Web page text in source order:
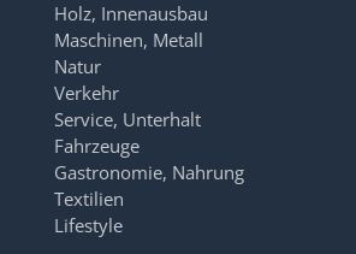
Holz, Innenausbau
Maschinen, Metall
Natur
Verkehr
Service, Unterhalt
Fahrzeuge
Gastronomie, Nahrung
Textilien
Lifestyle